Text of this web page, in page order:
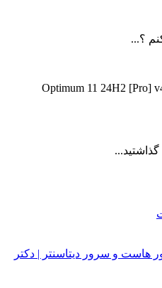
؟...
Optimum 11 24H2 [Pro]
هاست و سرور دیتاسنتر | دکتر